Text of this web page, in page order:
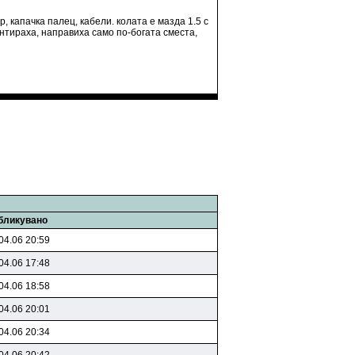
капачка палец, кабели. колата е мазда 1.5 с
направиха само по-богата сместа,
20:59
17:48
18:58
20:01
20:34